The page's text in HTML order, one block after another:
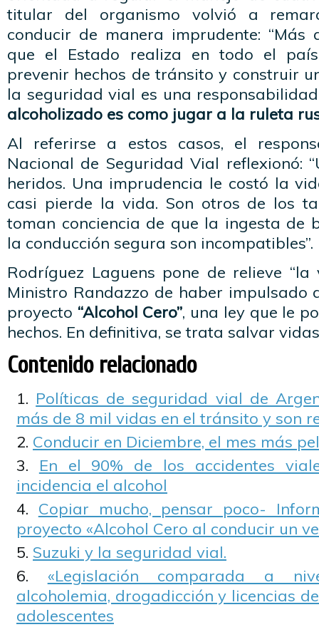
titular del organismo volvió a
conducir de manera imprudente: “Más
que el Estado realiza en todo el
prevenir hechos de tránsito y construir
la seguridad vial es una
alcoholizado es como jugar a la ruleta
Al referirse a estos casos, el
Nacional de Seguridad Vial reflexionó:
heridos. Una imprudencia le costó la
casi pierde la vida. Son otros de los
toman conciencia de que la ingesta de
la conducción segura son incompatibles”.
Rodríguez Laguens pone de relieve
Ministro Randazzo de haber impulsado
proyecto “Alcohol Cero”, una ley que le
hechos. En definitiva, se trata salvar
Contenido relacionado
Políticas de seguridad vial de
más de 8 mil vidas en el tránsito y son
Conducir en Diciembre, el mes más
En el 90% de los accidentes
incidencia el alcohol
Copiar mucho, pensar poco-
proyecto «Alcohol Cero al conducir un
Suzuki y la seguridad vial.
«Legislación comparada a
alcoholemia, drogadicción y licencias
adolescentes